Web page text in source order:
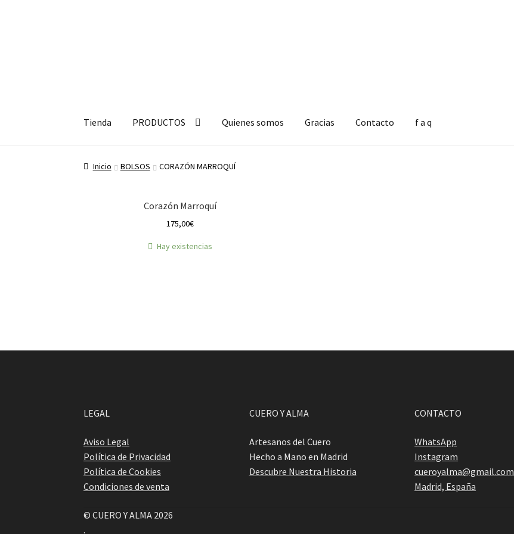
a
a
Tienda PRODUCTOS Quienes somos Gracias Contacto f a q
Inicio BOLSOS CORAZÓN MARROQUÍ
Corazón Marroquí
175,00€
Hay existencias
LEGAL
Aviso Legal
Política de Privacidad
Política de Cookies
Condiciones de venta
CUERO Y ALMA
Artesanos del Cuero
Hecho a Mano en Madrid
Descubre Nuestra Historia
CONTACTO
WhatsApp
Instagram
cueroyalma@gmail.com
Madrid, España
© CUERO Y ALMA 2026
.